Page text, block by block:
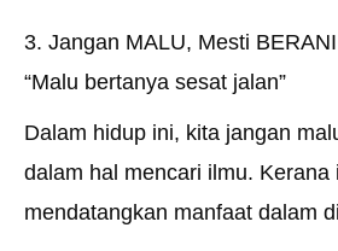
3. Jangan MALU, Mesti BERANI
“Malu bertanya sesat jalan”
Dalam hidup ini, kita jangan
dalam hal mencari ilmu. Kerana
mendatangkan manfaat dalam